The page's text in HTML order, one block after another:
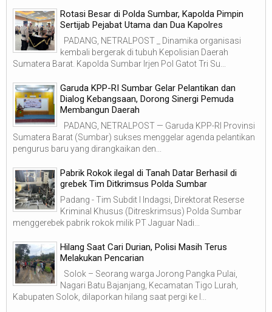
Rotasi Besar di Polda Sumbar, Kapolda Pimpin
Sertijab Pejabat Utama dan Dua Kapolres
PADANG, NETRALPOST _ Dinamika organisasi
kembali bergerak di tubuh Kepolisian Daerah
Sumatera Barat. Kapolda Sumbar Irjen Pol Gatot Tri Su...
Garuda KPP-RI Sumbar Gelar Pelantikan dan
Dialog Kebangsaan, Dorong Sinergi Pemuda
Membangun Daerah
PADANG, NETRALPOST — Garuda KPP-RI Provinsi
Sumatera Barat (Sumbar) sukses menggelar agenda pelantikan
pengurus baru yang dirangkaikan den...
Pabrik Rokok ilegal di Tanah Datar Berhasil di
grebek Tim Ditkrimsus Polda Sumbar
Padang - Tim Subdit I Indagsi, Direktorat Reserse
Kriminal Khusus (Ditreskrimsus) Polda Sumbar
menggerebek pabrik rokok milik PT Jaguar Nadi...
Hilang Saat Cari Durian, Polisi Masih Terus
Melakukan Pencarian
Solok – Seorang warga Jorong Pangka Pulai,
Nagari Batu Bajanjang, Kecamatan Tigo Lurah,
Kabupaten Solok, dilaporkan hilang saat pergi ke l...